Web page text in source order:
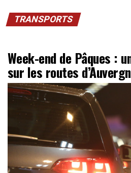
TRANSPORTS
Week-end de Pâques :
sur les routes